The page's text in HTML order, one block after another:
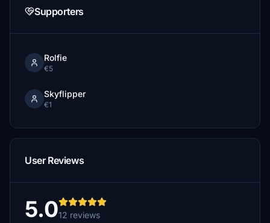
Supporters
Rolfie
€5
Skyflipper
€1
User Reviews
5.012 reviews